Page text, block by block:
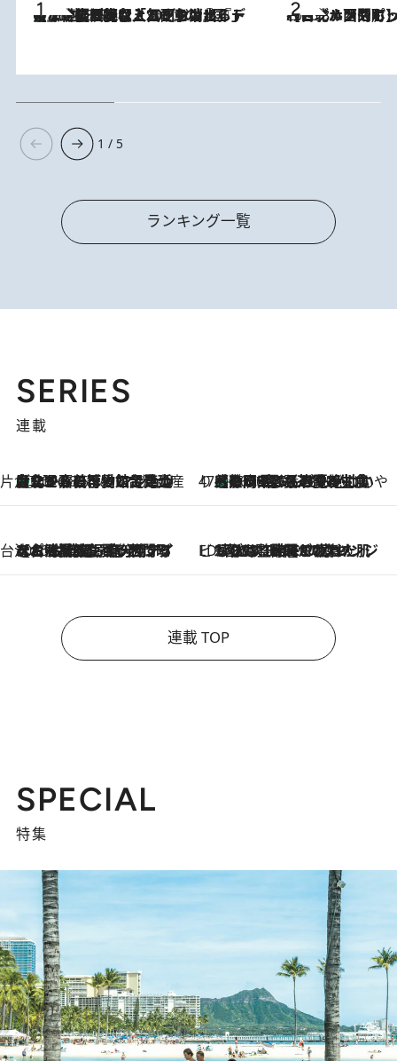
2026.8.5
【なぜ吉沢亮は「気配を消せる」のか？】興行収入208億の『国宝』を経て挑むミュージカル『ディア・エヴァン・ハンセン』。トップ俳優が舞台上でさらけ出した“孤独”とは 2026.8.4
【台北・西門町】台湾旅行で行くべきグルメスポット7選《濃厚ルーローハンやもっちり粽、サクふわドーナツも》
1 / 5
ランキング一覧
SERIES
連載
片倉真理のときめく台湾土産
2026.8.5
台北からちょっと足を延ばして嘉義へ！ マジョリカタイルの博物館で見つけたレトロ可愛い台湾土産 47都道府県の手みやげ ひんやりスイーツで夏を満喫
2026.8.5
【静岡県】この夏絶対食べたい 冷やしておいしいおやつ3選 お茶香る生食感のふるふるゼリー
台湾ぶらぶら食べ歩き
2026.8.4
【台湾夏旅】買い物するなら“台湾の原宿”西門町へ！ お土産も自分用アイテムも揃うショッピングスポット8選 ビューティいいもの集め EDITORS' BEST
2026.8.3
“落とす”時間が“癒やし”に。THREEのクレンジングは、酷暑で疲れた肌も心も整えてくれる！
連載 TOP
SPECIAL
特集